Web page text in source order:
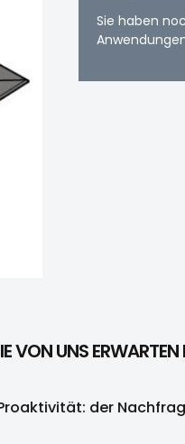
Sie haben
VON UNS
der Nachfrage